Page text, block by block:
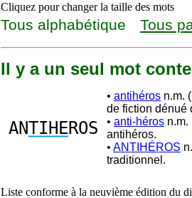
Cliquez pour changer la taille des mots
Tous alphabétique Tous
Il y a un seul mot
ANTIHEROS
• antihéros n.m.
de fiction dénué
• anti-héros n.m.
antihéros.
• ANTIHÉROS
traditionnel.
Liste conforme à la neuvième édition du